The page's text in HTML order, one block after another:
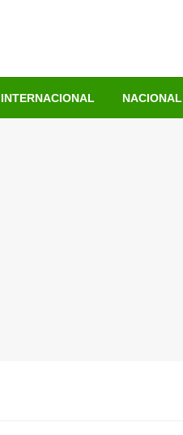
INTERNACIONAL NACIONAL